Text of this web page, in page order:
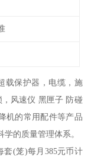
载保护器，电缆，施
风速仪 黑匣子 防碰
机的常用配件等产品
的质量管理体系。
套(笼)每月385元币计